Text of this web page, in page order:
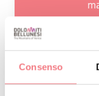
Consenso